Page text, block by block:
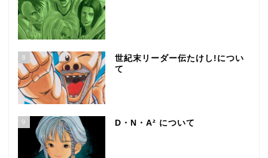
8
世紀末リーダー伝たけし!につい
て
9 D・N・A² について